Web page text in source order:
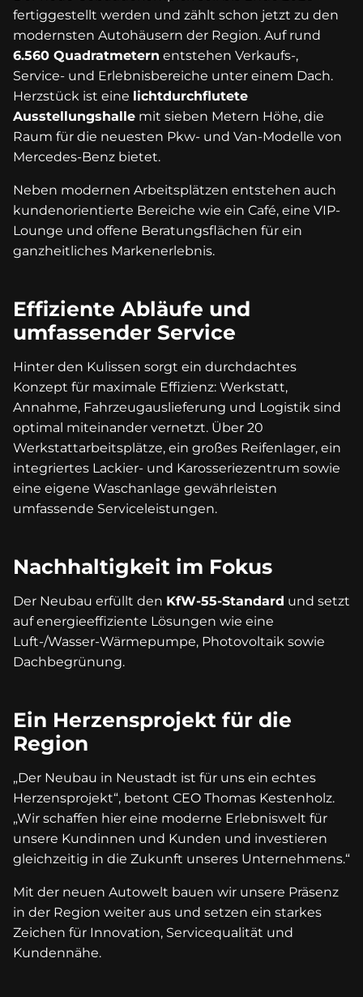
fertiggestellt werden und zählt schon jetzt zu den
modernsten Autohäusern der Region. Auf rund
6.560 Quadratmetern entstehen Verkaufs-,
Service- und Erlebnisbereiche unter einem Dach.
Herzstück ist eine lichtdurchflutete
Ausstellungshalle mit sieben Metern Höhe, die
Raum für die neuesten Pkw- und Van-Modelle von
Mercedes-Benz bietet.
Neben modernen Arbeitsplätzen entstehen auch
kundenorientierte Bereiche wie ein Café, eine VIP-
Lounge und offene Beratungsflächen für ein
ganzheitliches Markenerlebnis.
Effiziente Abläufe und
umfassender Service
Hinter den Kulissen sorgt ein durchdachtes
Konzept für maximale Effizienz: Werkstatt,
Annahme, Fahrzeugauslieferung und Logistik sind
optimal miteinander vernetzt. Über 20
Werkstattarbeitsplätze, ein großes Reifenlager, ein
integriertes Lackier- und Karosseriezentrum sowie
eine eigene Waschanlage gewährleisten
umfassende Serviceleistungen.
Nachhaltigkeit im Fokus
Der Neubau erfüllt den KfW-55-Standard und setzt
auf energieeffiziente Lösungen wie eine
Luft-/Wasser-Wärmepumpe, Photovoltaik sowie
Dachbegrünung.
Ein Herzensprojekt für die
Region
„Der Neubau in Neustadt ist für uns ein echtes
Herzensprojekt“, betont CEO Thomas Kestenholz.
„Wir schaffen hier eine moderne Erlebniswelt für
unsere Kundinnen und Kunden und investieren
gleichzeitig in die Zukunft unseres Unternehmens.“
Mit der neuen Autowelt bauen wir unsere Präsenz
in der Region weiter aus und setzen ein starkes
Zeichen für Innovation, Servicequalität und
Kundennähe.